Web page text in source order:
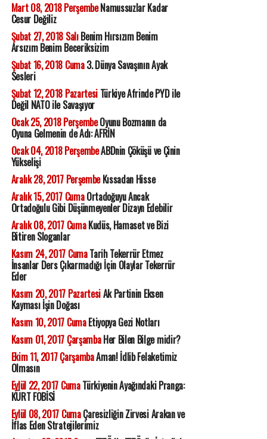
Mart 08, 2018 PerşembeNamussuzlar Kadar
Cesur Değiliz
Şubat 27, 2018 SalıBenim Hırsızım Benim
Arsızım Benim Beceriksizim
Şubat 16, 2018 Cuma3. Dünya Savaşının Ayak
Sesleri
Şubat 12, 2018 PazartesiTürkiye Afrinde PYD ile
Değil NATO ile Savaşıyor
Ocak 25, 2018 PerşembeOyunu Bozmanın da
Oyuna Gelmenin de Adı: AFRİN
Ocak 04, 2018 PerşembeABDnin Çöküşü ve Çinin
Yükselişi
Aralık 28, 2017 PerşembeKıssadan Hisse
Aralık 15, 2017 CumaOrtadoğuyu Ancak
Ortadoğulu Gibi Düşünmeyenler Dizayn Edebilir
Aralık 08, 2017 CumaKudüs, Hamaset ve Bizi
Bitiren Sloganlar
Kasım 24, 2017 CumaTarih Tekerrür Etmez
İnsanlar Ders Çıkarmadığı İçin Olaylar Tekerrür
Eder
Kasım 20, 2017 PazartesiAk Partinin Eksen
Kayması İşin Doğası
Kasım 10, 2017 CumaEtiyopya Gezi Notları
Kasım 01, 2017 ÇarşambaHer Bilen Bilge midir?
Ekim 11, 2017 ÇarşambaAman! İdlib Felaketimiz
Olmasın
Eylül 22, 2017 CumaTürkiyenin Ayağındaki Pranga:
KÜRT FOBİSİ
Eylül 08, 2017 CumaÇaresizliğin Zirvesi Arakan ve
İflas Eden Stratejilerimiz